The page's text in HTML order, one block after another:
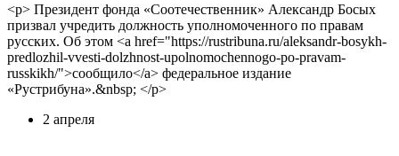
<p> Президент фонда «Соотечественник» Александр Босых
призвал учредить должность уполномоченного по правам
русских. Об этом <a href="https://rustribuna.ru/aleksandr-bosykh-
predlozhil-vvesti-dolzhnost-upolnomochennogo-po-pravam-
russkikh/">сообщило</a> федеральное издание
«Рустрибуна».&nbsp; </p>
2 апреля